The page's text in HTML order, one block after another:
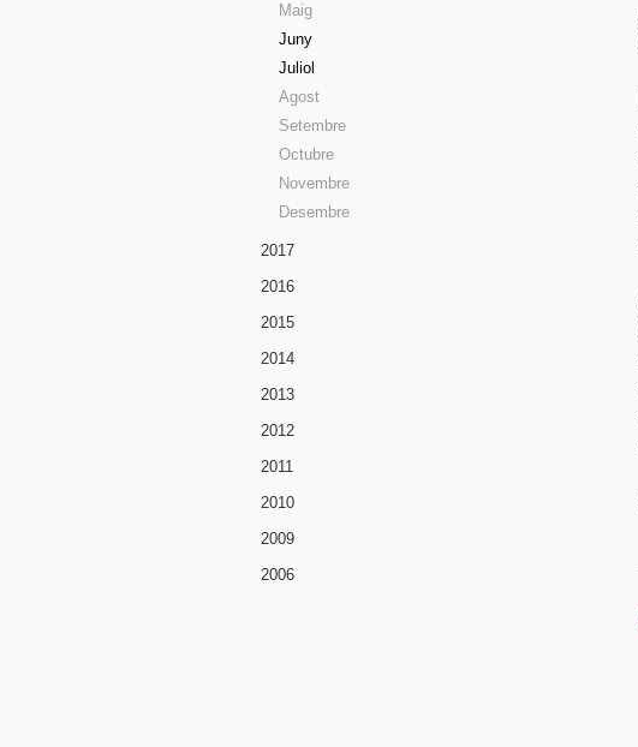
Maig
Juny
Juliol
Agost
Setembre
Octubre
Novembre
Desembre
2017
2016
2015
2014
2013
2012
2011
2010
2009
2006